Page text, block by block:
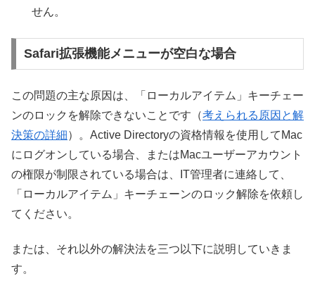
せん。
Safari拡張機能メニューが空白な場合
この問題の主な原因は、「ローカルアイテム」キーチェー
ンのロックを解除できないことです（考えられる原因と解
決策の詳細）。Active Directoryの資格情報を使用してMac
にログオンしている場合、またはMacユーザーアカウント
の権限が制限されている場合は、IT管理者に連絡して、
「ローカルアイテム」キーチェーンのロック解除を依頼し
てください。
または、それ以外の解決法を三つ以下に説明していきま
す。